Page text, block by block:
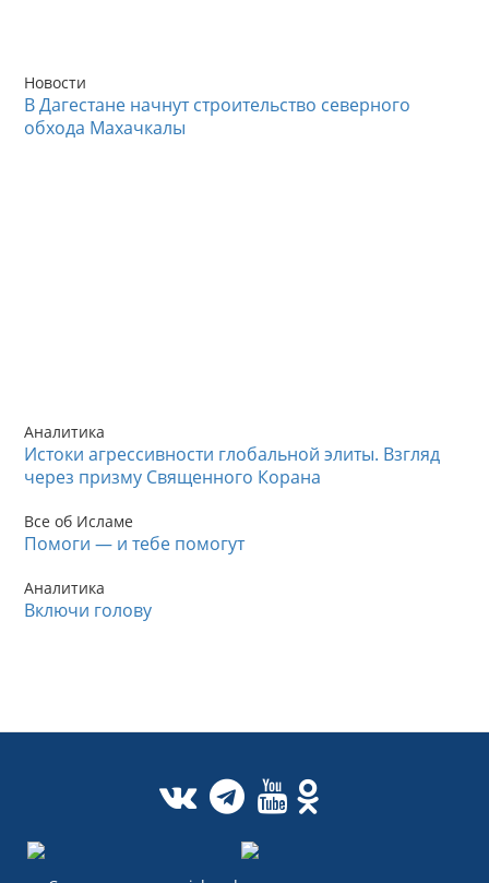
Новости
В Дагестане начнут строительство северного
обхода Махачкалы
Аналитика
Истоки агрессивности глобальной элиты. Взгляд
через призму Священного Корана
Все об Исламе
Помоги — и тебе помогут
Аналитика
Включи голову